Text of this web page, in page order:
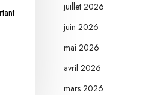
juillet 2026
juin 2026
mai 2026
avril 2026
mars 2026